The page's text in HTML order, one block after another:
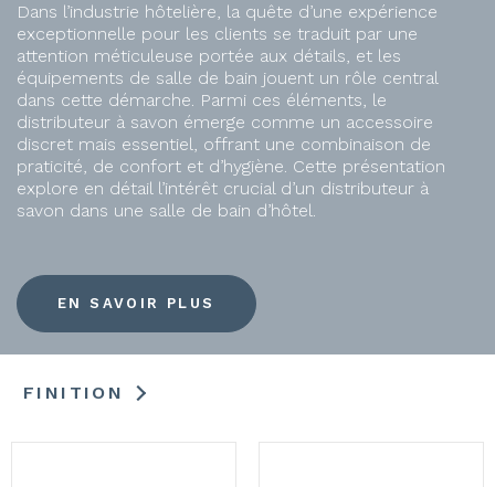
Dans l’industrie hôtelière, la quête d’une expérience
exceptionnelle pour les clients se traduit par une
attention méticuleuse portée aux détails, et les
équipements de salle de bain jouent un rôle central
dans cette démarche. Parmi ces éléments, le
distributeur à savon émerge comme un accessoire
discret mais essentiel, offrant une combinaison de
praticité, de confort et d’hygiène. Cette présentation
explore en détail l’intérêt crucial d’un distributeur à
savon dans une salle de bain d’hôtel.
EN SAVOIR PLUS
FINITION